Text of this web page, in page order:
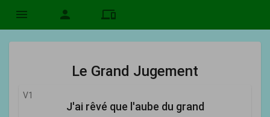
menu person devices
Le Grand Jugement
V1
J'ai rêvé que l'aube du grand